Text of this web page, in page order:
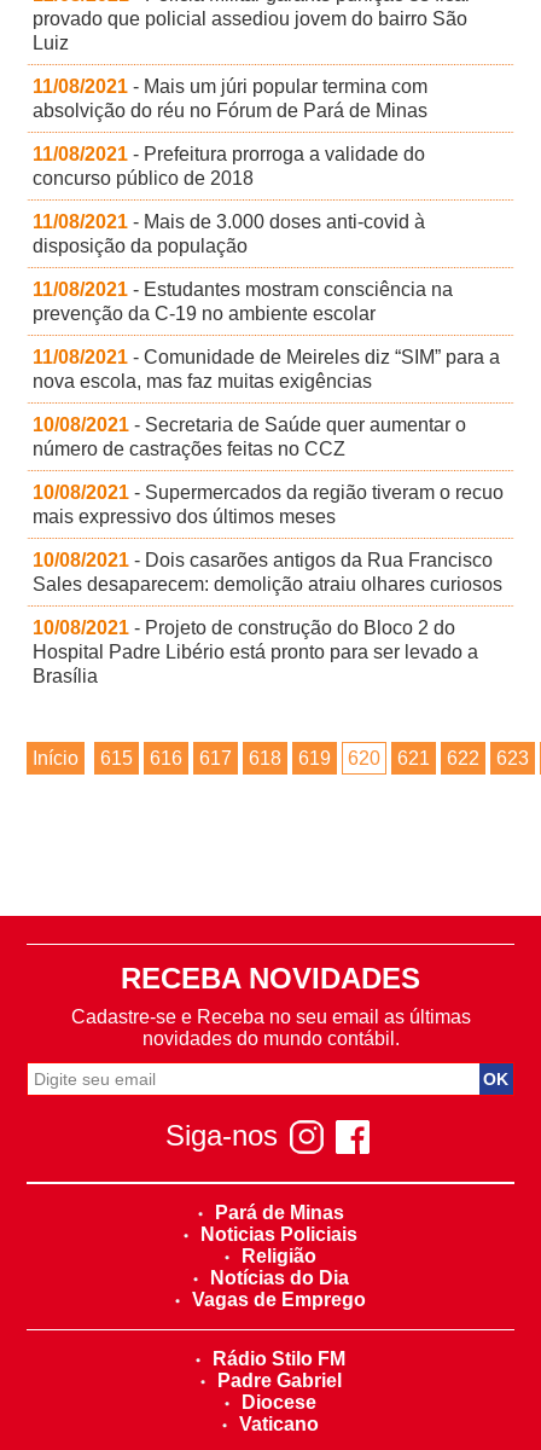
provado que policial assediou jovem do bairro São
Luiz
11/08/2021 - Mais um júri popular termina com
absolvição do réu no Fórum de Pará de Minas
11/08/2021 - Prefeitura prorroga a validade do
concurso público de 2018
11/08/2021 - Mais de 3.000 doses anti-covid à
disposição da população
11/08/2021 - Estudantes mostram consciência na
prevenção da C-19 no ambiente escolar
11/08/2021 - Comunidade de Meireles diz “SIM” para a
nova escola, mas faz muitas exigências
10/08/2021 - Secretaria de Saúde quer aumentar o
número de castrações feitas no CCZ
10/08/2021 - Supermercados da região tiveram o recuo
mais expressivo dos últimos meses
10/08/2021 - Dois casarões antigos da Rua Francisco
Sales desaparecem: demolição atraiu olhares curiosos
10/08/2021 - Projeto de construção do Bloco 2 do
Hospital Padre Libério está pronto para ser levado a
Brasília
Início 615 616 617 618 619 620 621 622 623
RECEBA NOVIDADES
Cadastre-se e Receba no seu email as últimas
novidades do mundo contábil.
Siga-nos
Pará de Minas
Noticias Policiais
Religião
Notícias do Dia
Vagas de Emprego
Rádio Stilo FM
Padre Gabriel
Diocese
Vaticano